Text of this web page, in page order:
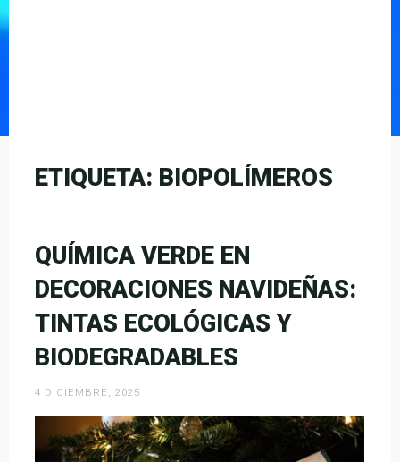
ETIQUETA: BIOPOLÍMEROS
QUÍMICA VERDE EN
DECORACIONES NAVIDEÑAS:
TINTAS ECOLÓGICAS Y
BIODEGRADABLES
4 DICIEMBRE, 2025